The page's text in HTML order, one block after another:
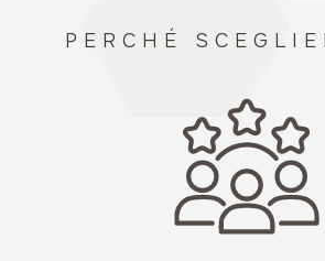
PERCHÉ